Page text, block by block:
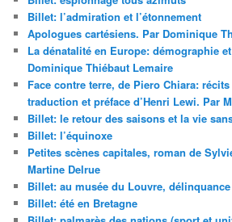
Billet: l’admiration et l’étonnement
Apologues cartésiens. Par Dominique
La dénatalité en Europe: démographie
Dominique Thiébaut Lemaire
Face contre terre, de Piero Chiara:
traduction et préface d’Henri Lewi. Par
Billet: le retour des saisons et la vie
Billet: l’équinoxe
Petites scènes capitales, roman de
Martine Delrue
Billet: au musée du Louvre,
Billet: été en Bretagne